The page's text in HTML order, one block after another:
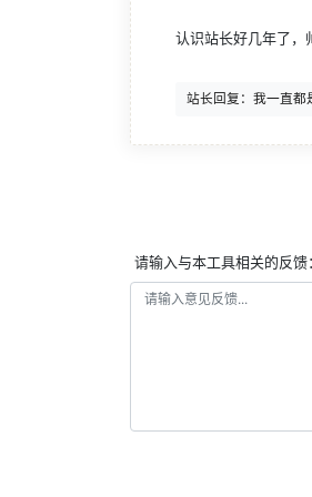
认识站长好几年了，
请输入与本工具相关的反馈：